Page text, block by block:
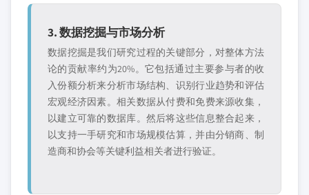
3. 数据挖掘与市场分析
数据挖掘是我们研究过程的关键部分，对整体方法
论的贡献率约为20%。它包括通过主要参与者的收
入份额分析来分析市场结构、识别行业趋势和评估
宏观经济因素。相关数据从付费和免费来源收集，
以建立可靠的数据库。然后将这些信息整合起来，
以支持一手研究和市场规模估算，并由分销商、制
造商和协会等关键利益相关者进行验证。